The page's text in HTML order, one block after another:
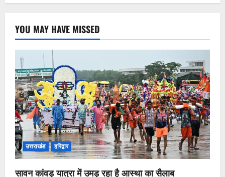
YOU MAY HAVE MISSED
उत्तराखंड हरिद्वार
सावन कांवड़ यात्रा में उमड़ रहा है आस्था का सैलाब